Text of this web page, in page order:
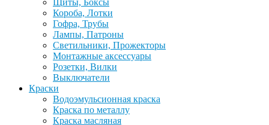
Щиты, Боксы
Короба, Лотки
Гофра, Трубы
Лампы, Патроны
Светильники, Прожекторы
Монтажные аксессуары
Розетки, Вилки
Выключатели
Краски
Водоэмульсионная краска
Краска по металлу
Краска масляная